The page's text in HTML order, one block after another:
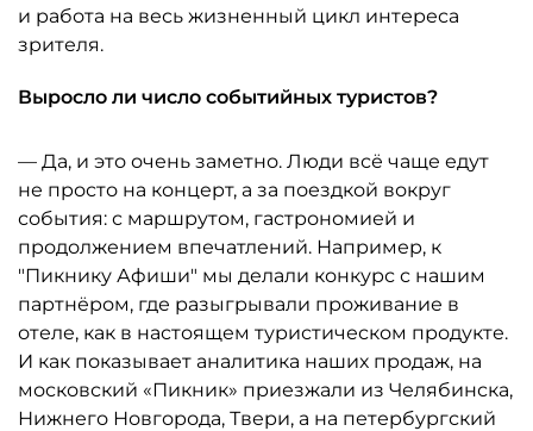
и работа на весь жизненный цикл интереса
зрителя.
Выросло ли число событийных туристов?
— Да, и это очень заметно. Люди всё чаще едут
не просто на концерт, а за поездкой вокруг
события: с маршрутом, гастрономией и
продолжением впечатлений. Например, к
"Пикнику Афиши" мы делали конкурс с нашим
партнёром, где разыгрывали проживание в
отеле, как в настоящем туристическом продукте.
И как показывает аналитика наших продаж, на
московский «Пикник» приезжали из Челябинска,
Нижнего Новгорода, Твери, а на петербургский